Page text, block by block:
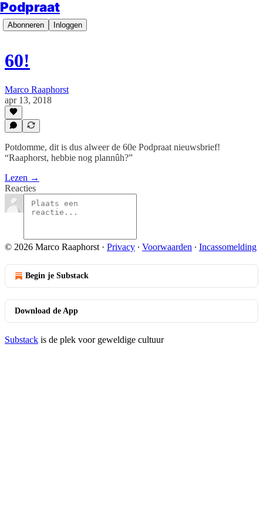
Podpraat
Abonneren Inloggen
60!
Marco Raaphorst
apr 13, 2018
Potdomme, dit is dus alweer de 60e Podpraat nieuwsbrief!
“Raaphorst, hebbie nog plannûh?”
Lezen →
Reacties
© 2026 Marco Raaphorst · Privacy ∙ Voorwaarden ∙ Incassomelding
Begin je Substack
Download de App
Substack is de plek voor geweldige cultuur